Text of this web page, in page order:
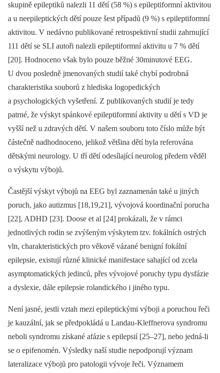
skupině epileptiků nalezli 11 dětí (58 %) s epileptiformní aktivitou
a u neepileptických dětí pouze šest případů (9 %) s epileptiformní
aktivitou. V nedávno publikované retrospektivní studii zahrnující
111 dětí se SLI autoři nalezli epileptiformní aktivitu u 7 % dětí
[20]. Hodnoceno však bylo pouze běžné 30minutové EEG.
U dvou posledně jmenovaných studií také chybí podrobná
charakteristika souborů z hlediska logopedických
a psychologických vyšetření. Z publikovaných studií je tedy
patrné, že výskyt spánkové epileptiformní aktivity u dětí s VD je
vyšší než u zdravých dětí. V našem souboru toto číslo může být
částečně nadhodnoceno, jelikož většina dětí byla referována
dětskými neurology. U tří dětí odesílající neurolog předem věděl
o výskytu výbojů.
Častější výskyt výbojů na EEG byl zaznamenán také u jiných
poruch, jako autizmus [18,19,21], vývojová koordinační porucha
[22], ADHD [23]. Doose et al [24] prokázali, že v rámci
jednotlivých rodin se zvýšeným výskytem tzv. fokálních ostrých
vln, charakteristických pro věkově vázané benigní fokální
epilepsie, existují různé klinické manifestace sahající od zcela
asymptomatických jedinců, přes vývojové poruchy typu dysfázie
a dyslexie, dále epilepsie rolandického i jiného typu.
Není jasné, jestli vztah mezi epileptickými výboji a poruchou řeči
je kauzální, jak se předpokládá u Landau-Kleffnerova syndromu
neboli syndromu získané afázie s epilepsií [25–27], nebo jedná‑li
se o epifenomén. Výsledky naší studie nepodporují význam
lateralizace výbojů pro patologii vývoje řeči. Významem